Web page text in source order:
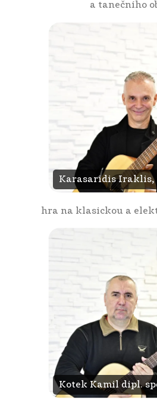
a tanečního
Karasaridis Iraklis,
hra na klasickou a
Kotek Kamil dipl.